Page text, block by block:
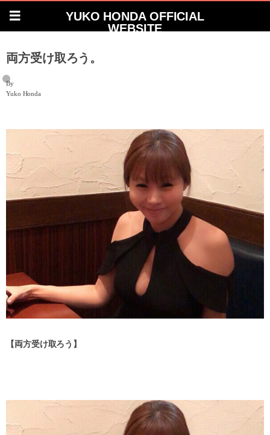
YUKO HONDA OFFICIAL
WEBSITE
両方受け取ろう。
By
Yuko Honda
【両方受け取ろう】